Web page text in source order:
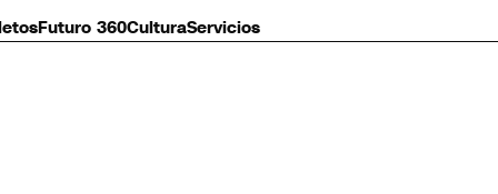
Futuro 360CulturaServicios